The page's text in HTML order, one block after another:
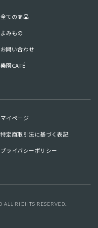
全ての商品
よみもの
お問い合わせ
樂園CAFÉ
マイページ
特定商取引法に基づく表記
プライバシーポリシー
RIGHTS RESERVED.